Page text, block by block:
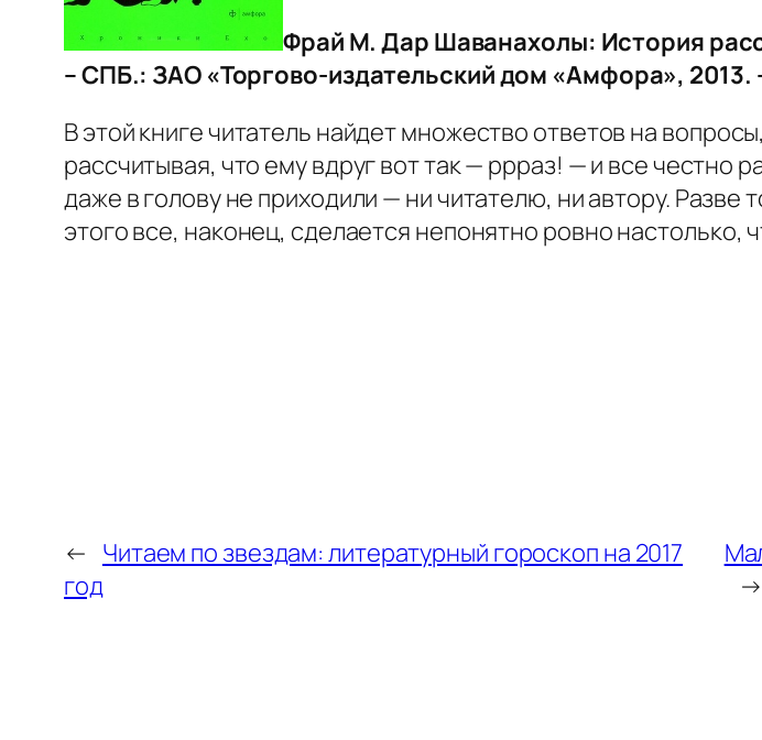
Фрай М. Дар Шаванахолы: История
– СПБ.: ЗАО «Торгово-издательский дом «Амфора», 2013.
В этой книге читатель найдет множество ответов на
рассчитывая, что ему вдруг вот так — ррраз! — и все
даже в голову не приходили — ни читателю, ни автору.
этого все, наконец, сделается непонятно ровно настолько,
← Читаем по звездам: литературный гороскоп на 2017
год
→